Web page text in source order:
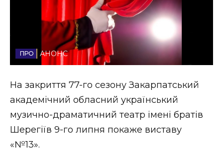
Соціум
Спорт
Стиль життя
Втрачений Ужгород (відеоверсія)
ЗАКАРПАТСЬКІ НОВИНИ
АНОНС
На закриття 77-го сезону Закарпатський
академічний обласний український
музично-драматичний театр імені братів
Шерегіїв 9-го липня покаже виставу
«№13».